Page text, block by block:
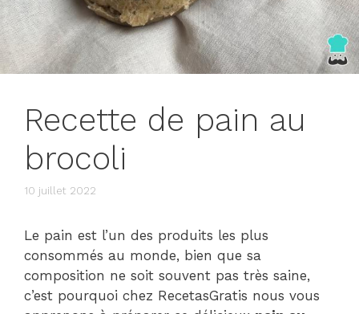
Recette de pain au
brocoli
10 juillet 2022
Le pain est l’un des produits les plus
consommés au monde, bien que sa
composition ne soit souvent pas très saine,
c’est pourquoi chez RecetasGratis nous vous